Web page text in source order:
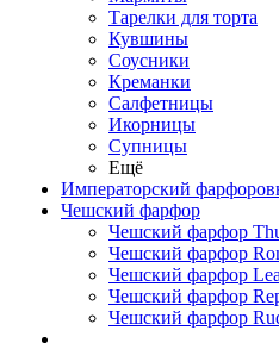
Тарелки для торта
Кувшины
Соусники
Креманки
Салфетницы
Икорницы
Супницы
Ещё
Императорский
Чешский фарфор
Чешский фарфор
Чешский фарфор
Чешский фарфор
Чешский фарфор
Чешский фарфор